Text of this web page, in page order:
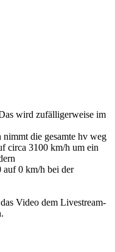
wird zufälligerweise im
die gesamte hv weg
circa 3100 km/h um ein
auf 0 km/h bei der
Video dem Livestream-